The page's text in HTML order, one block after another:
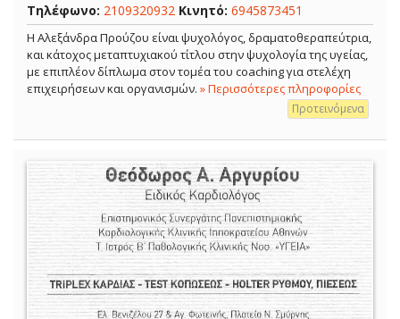
Τηλέφωνο: 2109320932 Κινητό: 6945873451
Η Αλεξάνδρα Προύζου είναι ψυχολόγος, δραματοθεραπεύτρια,
και κάτοχος μεταπτυχιακού τίτλου στην ψυχολογία της υγείας,
με επιπλέον δίπλωμα στον τομέα του coaching για στελέχη
επιχειρήσεων και οργανισμών. » Περισσότερες πληροφορίες
Προτεινόμενα